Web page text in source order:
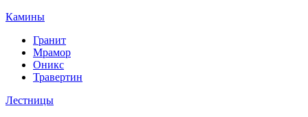
Камины
Гранит
Мрамор
Оникс
Травертин
Лестницы